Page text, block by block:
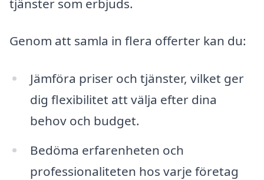
tjänster som erbjuds.
Genom att samla in flera offerter kan du:
Jämföra priser och tjänster, vilket ger
dig flexibilitet att välja efter dina
behov och budget.
Bedöma erfarenheten och
professionaliteten hos varje företag